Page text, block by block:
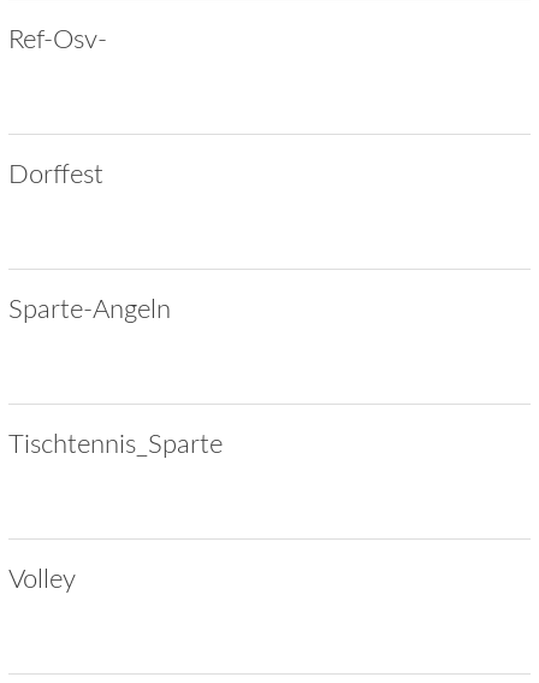
Ref-Osv-
Dorffest
Sparte-Angeln
Tischtennis_Sparte
Volley